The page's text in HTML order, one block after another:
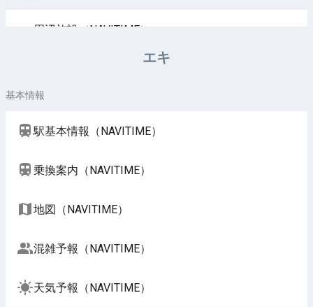
周辺施設（NAVITIME）
エキ
基本情報
駅基本情報（NAVITIME）
乗換案内（NAVITIME）
地図（NAVITIME）
混雑予報（NAVITIME）
天気予報（NAVITIME）